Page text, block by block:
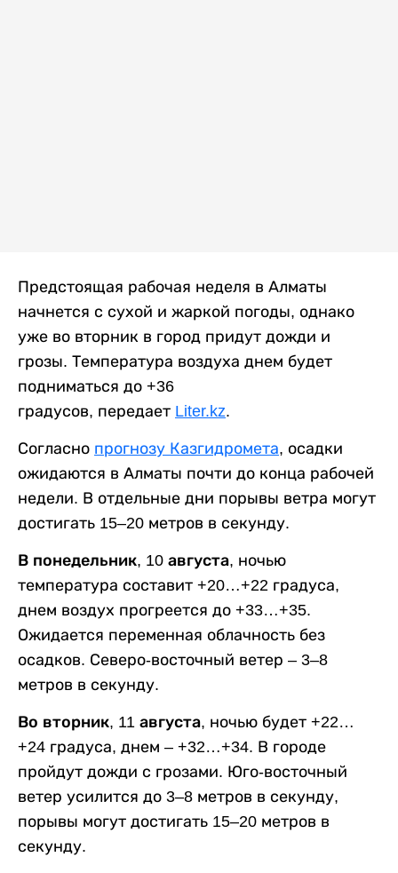
Предстоящая рабочая неделя в Алматы
начнется с сухой и жаркой погоды, однако
уже во вторник в город придут дожди и
грозы. Температура воздуха днем будет
подниматься до +36
градусов, передает Liter.kz.
Согласно прогнозу Казгидромета, осадки
ожидаются в Алматы почти до конца рабочей
недели. В отдельные дни порывы ветра могут
достигать 15–20 метров в секунду.
В понедельник, 10 августа, ночью
температура составит +20…+22 градуса,
днем воздух прогреется до +33…+35.
Ожидается переменная облачность без
осадков. Северо-восточный ветер – 3–8
метров в секунду.
Во вторник, 11 августа, ночью будет +22…
+24 градуса, днем – +32…+34. В городе
пройдут дожди с грозами. Юго-восточный
ветер усилится до 3–8 метров в секунду,
порывы могут достигать 15–20 метров в
секунду.